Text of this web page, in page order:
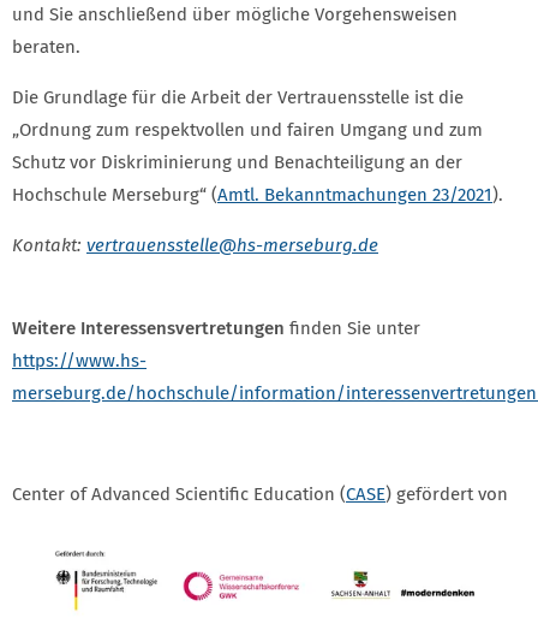
und Sie anschließend über mögliche Vorgehensweisen
beraten.
Die Grundlage für die Arbeit der Vertrauensstelle ist die
„Ordnung zum respektvollen und fairen Umgang und zum
Schutz vor Diskriminierung und Benachteiligung an der
Hochschule Merseburg“ (Amtl. Bekanntmachungen 23/2021).
Kontakt: vertrauensstelle@hs-merseburg.de
Weitere Interessensvertretungen finden Sie unter
https://www.hs-
merseburg.de/hochschule/information/
Center of Advanced Scientific Education (CASE) gefördert von